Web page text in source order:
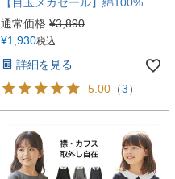
通常価格 ¥3,890
¥1,930税込
詳細を見る
5.00 （3）